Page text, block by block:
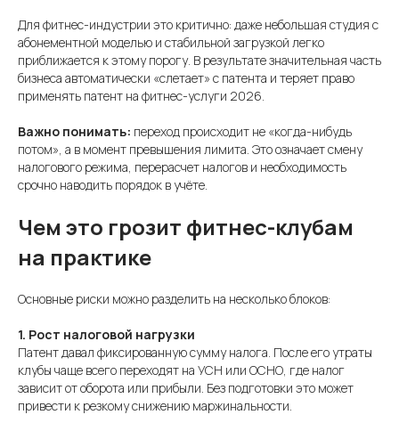
Для фитнес-индустрии это критично: даже небольшая студия с
абонементной моделью и стабильной загрузкой легко
приближается к этому порогу. В результате значительная часть
бизнеса автоматически «слетает» с патента и теряет право
применять патент на фитнес-услуги 2026.
Важно понимать: переход происходит не «когда-нибудь
потом», а в момент превышения лимита. Это означает смену
налогового режима, перерасчет налогов и необходимость
срочно наводить порядок в учёте.
Чем это грозит фитнес-клубам
на практике
Основные риски можно разделить на несколько блоков:
1. Рост налоговой нагрузки
Патент давал фиксированную сумму налога. После его утраты
клубы чаще всего переходят на УСН или ОСНО, где налог
зависит от оборота или прибыли. Без подготовки это может
привести к резкому снижению маржинальности.